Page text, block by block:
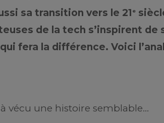
sa transition vers le 21 e
de la tech s’inspirent
fera la différence. Voici
vécu une histoire semblable…